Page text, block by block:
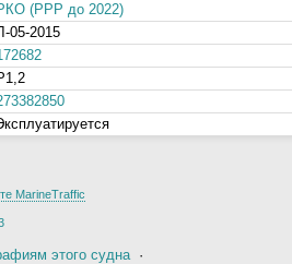
(РРР до 2022)
05-2015
MarineTraffic
этого судна·